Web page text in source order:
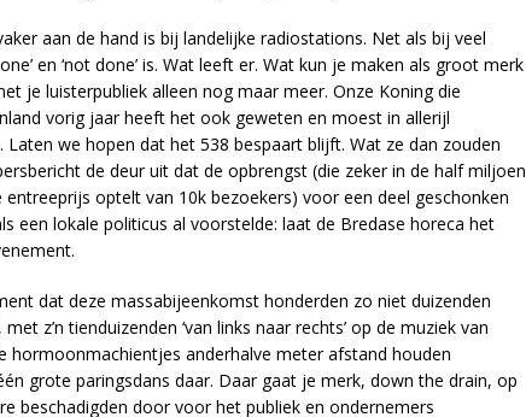
aan de hand is bij landelijke radiostations. Net als bij veel
en ‘not done’ is. Wat leeft er. Wat kun je maken als groot merk
je luisterpubliek alleen nog maar meer. Onze Koning die
vorig jaar heeft het ook geweten en moest in allerijl
Laten we hopen dat het 538 bespaart blijft. Wat ze dan zouden
de deur uit dat de opbrengst (die zeker in de half miljoen
optelt van 10k bezoekers) voor een deel geschonken
een lokale politicus al voorstelde: laat de Bredase horeca het
dat deze massabijeenkomst honderden zo niet duizenden
z’n tienduizenden ‘van links naar rechts’ op de muziek van
hormoonmachientjes anderhalve meter afstand houden
grote paringsdans daar. Daar gaat je merk, down the drain, op
beschadigden door voor het publiek en ondernemers